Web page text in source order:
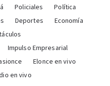
Policiales
Política
Deportes
Economía
Impulso Empresarial
Elonce en vivo
en vivo